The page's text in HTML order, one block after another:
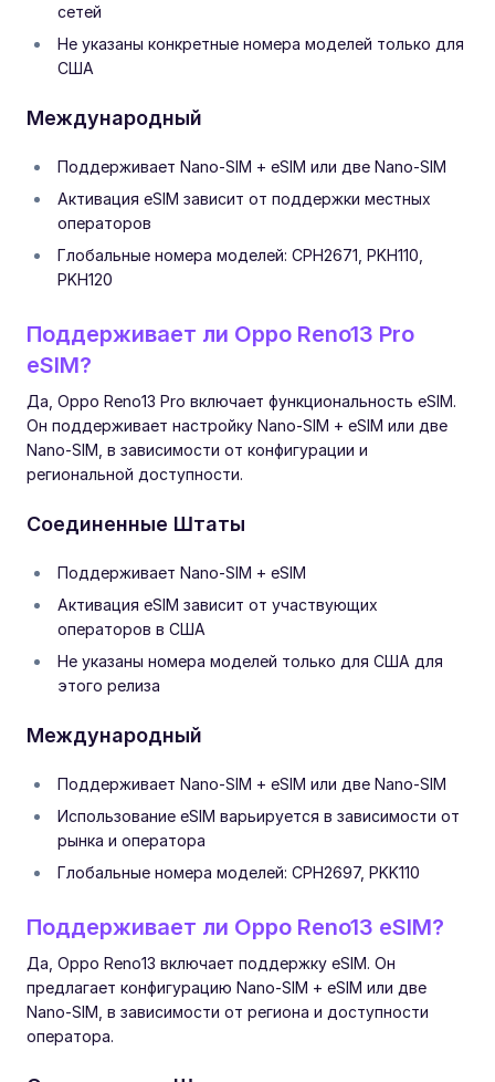
сетей
Не указаны конкретные номера моделей только для
США
Международный
Поддерживает Nano-SIM + eSIM или две Nano-SIM
Активация eSIM зависит от поддержки местных
операторов
Глобальные номера моделей: CPH2671, PKH110,
PKH120
Поддерживает ли Oppo Reno13 Pro
eSIM?
Да, Oppo Reno13 Pro включает функциональность eSIM.
Он поддерживает настройку Nano-SIM + eSIM или две
Nano-SIM, в зависимости от конфигурации и
региональной доступности.
Соединенные Штаты
Поддерживает Nano-SIM + eSIM
Активация eSIM зависит от участвующих
операторов в США
Не указаны номера моделей только для США для
этого релиза
Международный
Поддерживает Nano-SIM + eSIM или две Nano-SIM
Использование eSIM варьируется в зависимости от
рынка и оператора
Глобальные номера моделей: CPH2697, PKK110
Поддерживает ли Oppo Reno13 eSIM?
Да, Oppo Reno13 включает поддержку eSIM. Он
предлагает конфигурацию Nano-SIM + eSIM или две
Nano-SIM, в зависимости от региона и доступности
оператора.